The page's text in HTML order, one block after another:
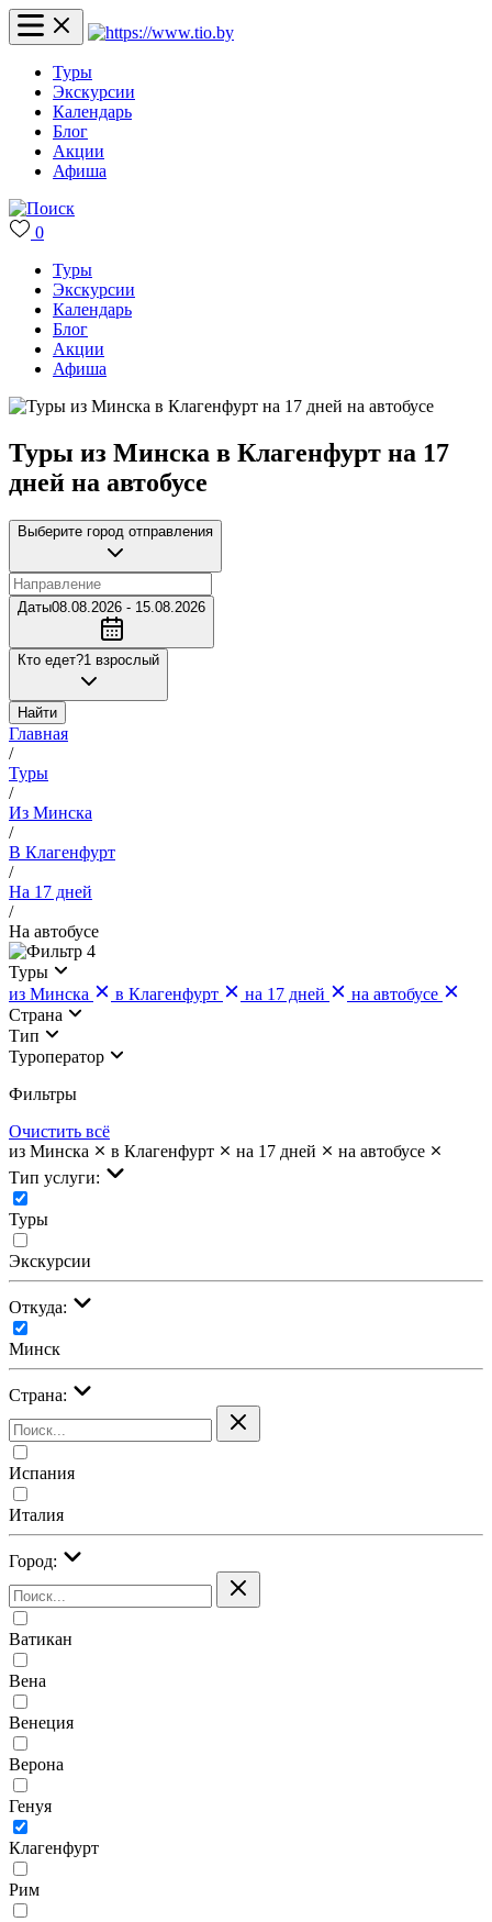
Туры
Экскурсии
Календарь
Блог
Акции
Афиша
0
Туры
Экскурсии
Календарь
Блог
Акции
Афиша
Туры из Минска в Клагенфурт на 17
дней на автобусе
Выберите город отправления
Даты08.08.2026 - 15.08.2026
Кто едет?1 взрослый
Найти
Главная
/
Туры
/
Из Минска
/
В Клагенфурт
/
На 17 дней
/
На автобусе
4
Туры
из Минска
в Клагенфурт на 17 дней
на автобусе
Страна
Тип
Туроператор
Фильтры
Очистить всё
из Минска
в Клагенфурт на 17 дней
на автобусе
Тип услуги:
Туры
Экскурсии
Откуда:
Минск
Страна:
Испания
Италия
Город:
Ватикан
Вена
Венеция
Верона
Генуя
Клагенфурт
Рим